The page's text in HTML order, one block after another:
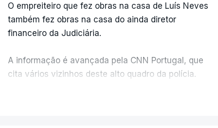
O empreiteiro que fez obras na casa de Luís Neves
também fez obras na casa do ainda diretor
financeiro da Judiciária.
A informação é avançada pela CNN Portugal, que
cita vários vizinhos deste alto quadro da polícia.